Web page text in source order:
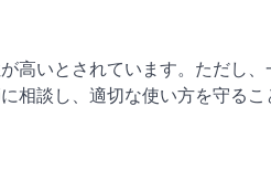
高いとされています。ただし
談し、適切な使い方を守るこ